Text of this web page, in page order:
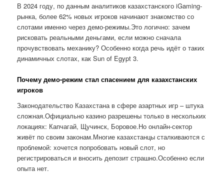
В 2024 году, по данным аналитиков казахстанского iGaming-
рынка, более 62% новых игроков начинают знакомство со
слотами именно через демо-режимы.Это логично: зачем
рисковать реальными деньгами, если можно сначала
прочувствовать механику? Особенно когда речь идёт о таких
динамичных слотах, как Sun of Egypt 3.
Почему демо-режим стал спасением для казахстанских
игроков
Законодательство Казахстана в сфере азартных игр – штука
сложная.Официально казино разрешены только в нескольких
локациях: Капчагай, Щучинск, Боровое.Но онлайн-сектор
живёт по своим законам.Многие казахстанцы сталкиваются с
проблемой: хочется попробовать новый слот, но
регистрироваться и вносить депозит страшно.Особенно если
опыта нет.